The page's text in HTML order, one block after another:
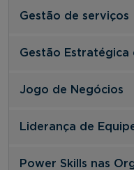
Gestão de serviços
Gestão Estratégica
Jogo de Negócios
Liderança de
Power Skills nas